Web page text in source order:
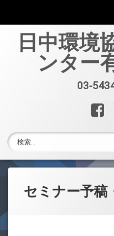
中国環境規制対応セミナー
中国環境規制対応支援業務
セミナー、資料販売
中文
日中環境
ンター
03-
セミナー予稿